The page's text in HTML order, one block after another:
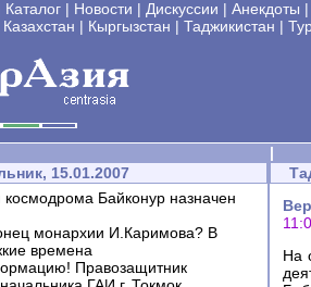
Каталог | Новости | Дискуссии | Анекдоты |
Казахстан | Кыргызстан | Таджикистан |
|
15.01.2007
Байконур назначен
монархии И.Каримова? В
времена
Правозащитник
На